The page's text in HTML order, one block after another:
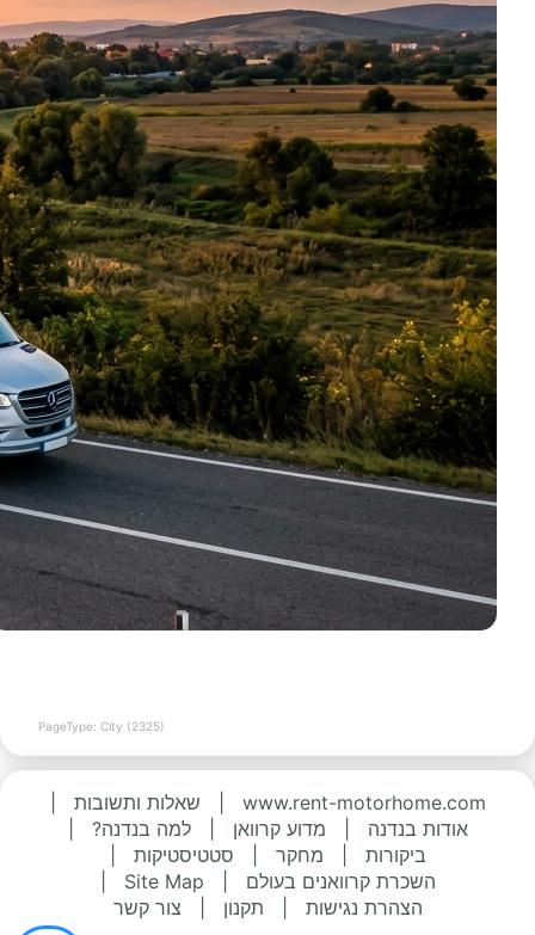
PageType: City (2325)
www.rent-motorhome.com שאלות ותשובות
אודות בנדנה
מדוע קרוואן למה בנדנה?
ביקורות
מחקר סטטיסטיקות
השכרת קרוואנים בעולם
Site Map
הצהרת נגישות
תקנון צור קשר